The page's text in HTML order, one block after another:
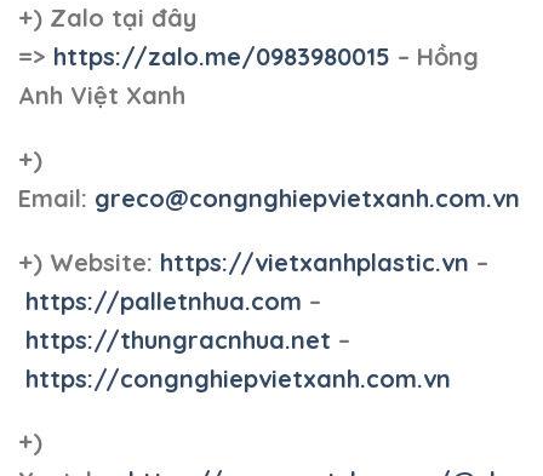
+) Zalo tại đây
=> https://zalo.me/0983980015 – Hồng
Anh Việt Xanh
+)
Email: greco@congnghiepvietxanh.com.vn
+) Website: https://vietxanhplastic.vn –
https://palletnhua.com –
https://thungracnhua.net –
https://congnghiepvietxanh.com.vn
+)